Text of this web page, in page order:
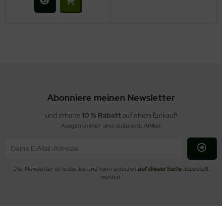
Abonniere meinen Newsletter
und erhalte 10 % Rabattauf einen Einkauf!
Ausgenommen sind reduzierte Artikel.
Der Newsletter ist kostenlos und kann jederzeitauf dieser Seiteabbestellt
werden.